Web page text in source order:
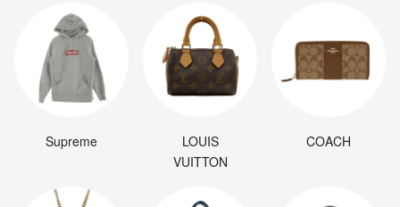
Supreme
LOUIS
VUITTON
COACH